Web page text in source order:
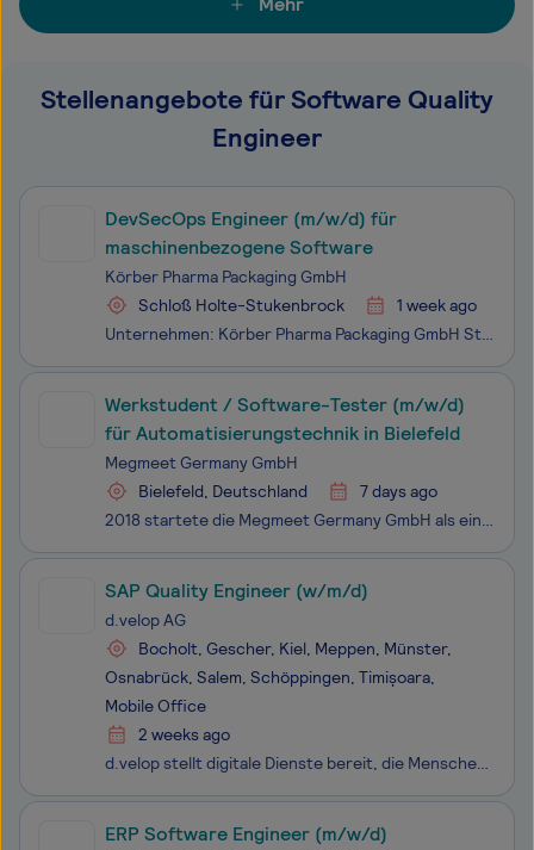
Stellenangebote für Software Quality
Engineer
DevSecOps Engineer (m/w/d) für
maschinenbezogene Software
Körber Pharma Packaging GmbH
Schloß Holte-Stukenbrock
1 week ago
Unternehmen: Körber Pharma Packaging GmbH Standort: Schloß Holte-Stukenbrock, Nordrhein-Westfalen, DE Job ID: 8983 DevSecOps Engineer (m/w/d) für maschinenbezogene Software Wir sind Körber – ein internationaler Technologiekonzern mit rund 13.000 Mitarbeitern an über 100 Standorten weltweit und
Werkstudent / Software-Tester (m/w/d)
für Automatisierungstechnik in Bielefeld
Megmeet Germany GmbH
Bielefeld, Deutschland
7 days ago
2018 startete die Megmeet Germany GmbH als einzige europäische Vertriebsstätte und strategischer Forschungs- und Entwicklungsstandort mit dem Schwerpunkt industrielle Automatisierung in Bielefeld. In einem kleinen Expertenteam entwickeln wir in Remote-Zusammenarbeit mit unseren KollegInnen im chines
SAP Quality Engineer (w/m/d)
d.velop AG
Bocholt, Gescher, Kiel, Meppen, Münster,
Osnabrück, Salem, Schöppingen, Timișoara,
Mobile Office
2 weeks ago
d.velop stellt digitale Dienste bereit, die Menschen miteinander verbinden, sowie Abläufe und Vorgänge umfassend vereinfachen und neugestalten. So hilft der ECM-Spezialist Unternehmen und Organisationen dabei, ihr ganzes Potenzial zu entfalten. Wir suchen zur Verstärkung eine:n SAP Quality Engine
ERP Software Engineer (m/w/d)